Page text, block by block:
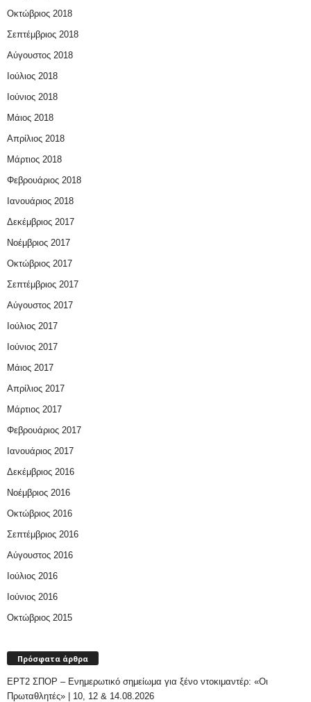
Οκτώβριος 2018
Σεπτέμβριος 2018
Αύγουστος 2018
Ιούλιος 2018
Ιούνιος 2018
Μάιος 2018
Απρίλιος 2018
Μάρτιος 2018
Φεβρουάριος 2018
Ιανουάριος 2018
Δεκέμβριος 2017
Νοέμβριος 2017
Οκτώβριος 2017
Σεπτέμβριος 2017
Αύγουστος 2017
Ιούλιος 2017
Ιούνιος 2017
Μάιος 2017
Απρίλιος 2017
Μάρτιος 2017
Φεβρουάριος 2017
Ιανουάριος 2017
Δεκέμβριος 2016
Νοέμβριος 2016
Οκτώβριος 2016
Σεπτέμβριος 2016
Αύγουστος 2016
Ιούλιος 2016
Ιούνιος 2016
Οκτώβριος 2015
Πρόσφατα άρθρα
ΕΡΤ2 ΣΠΟΡ – Ενημερωτικό σημείωμα για ξένο ντοκιμαντέρ: «Οι
Πρωταθλητές» | 10, 12 & 14.08.2026